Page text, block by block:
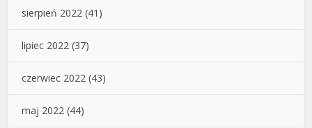
sierpień 2022 (41)
lipiec 2022 (37)
czerwiec 2022 (43)
maj 2022 (44)